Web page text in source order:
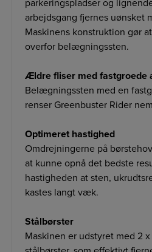
parkeringspladser og
arbejdsgang fjernes uønsket
Maskinens konstruktion gør
overfor belægningssten.
Ældre fliser med fastgroede
Belægningssten med en
renser Greenbuster Rider
Optimeret hastighed
Omdrejningerne på
at kunne opnå det bedste
hastigheden at sten,
kastes langt væk.
Stålbørster
Maskinen er udstyret med 2